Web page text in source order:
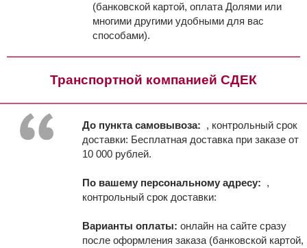
(банковской картой, оплата Долями или
многими другими удобными для вас
способами).
Транспортной компанией СДЕК
До пункта самовывоза: , контрольный срок
доставки: Бесплатная доставка при заказе от
10 000 рублей.
По вашему персональному адресу: ,
контрольный срок доставки:
Варианты оплаты: онлайн на сайте сразу
после оформления заказа (банковской картой,